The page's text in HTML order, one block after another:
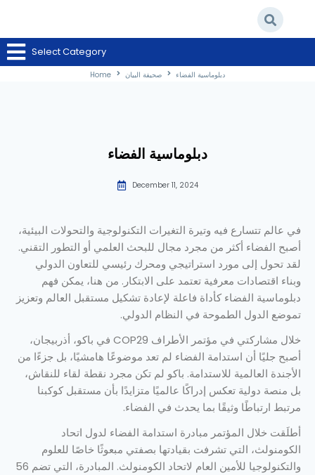
صحيفة البيان/ دبلوماسية الفضاء
Select Category
Home صحيفة البيان دبلوماسية الفضاء
دبلوماسية الفضاء
December 11, 2024
في عالم تتسارع فيه وتيرة التغيرات التكنولوجية والتحولات البيئية،
أصبح الفضاء أكثر من مجرد مجال للبحث العلمي أو التطور التقني.
لقد تحول إلى مورد استراتيجي ومحرك رئيسي للتعاون الدولي
وبناء اقتصادات معرفية تعتمد على الابتكار. من هنا، يمكن فهم
دبلوماسية الفضاء كأداة فاعلة لإعادة تشكيل مستقبل العالم وتعزيز
تموضع الدول الطموحة في النظام الدولي.
خلال مشاركتي في مؤتمر الأطراف COP29 في باكو، أذربيجان،
أصبح جليًا أن استدامة الفضاء لم تعد موضوعًا هامشيًا، بل جزءًا من
الأجندة العالمية للاستدامة. باكو لم تكن مجرد نقطة لقاء للنقاش،
بل منصة دولية تعكس إدراكًا عالميًا متزايدًا بأن مستقبل كوكبنا
مرتبط ارتباطًا وثيقًا بما يحدث في الفضاء.
أطلَقت خلال المؤتمر مبادرة استدامة الفضاء لدول اتحاد
الكومنولث، التي تشرفت بقيادتها بصفتي مبعوثًا خاصًا للعلوم
والتكنولوجيا للأمين العام لاتحاد الكومنولث. المبادرة، التي تضم 56